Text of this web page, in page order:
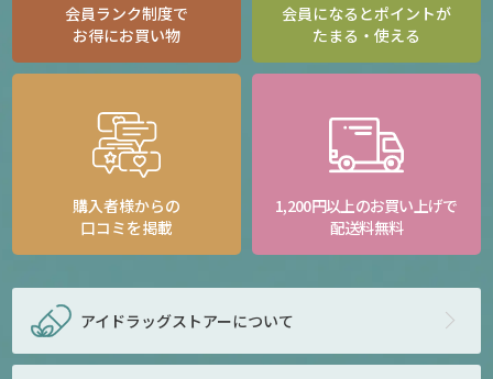
会員ランク制度で
お得にお買い物
会員になるとポイントが
たまる・使える
購入者様からの
口コミを掲載
1,200円以上のお買い上げで
配送料無料
アイドラッグストアーについて